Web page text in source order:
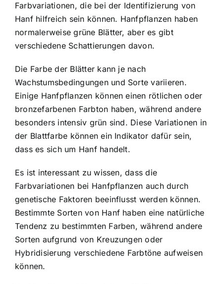
Farbvariationen, die bei der Identifizierung von
Hanf hilfreich sein können. Hanfpflanzen haben
normalerweise grüne Blätter, aber es gibt
verschiedene Schattierungen davon.
Die Farbe der Blätter kann je nach
Wachstumsbedingungen und Sorte variieren.
Einige Hanfpflanzen können einen rötlichen oder
bronzefarbenen Farbton haben, während andere
besonders intensiv grün sind. Diese Variationen in
der Blattfarbe können ein Indikator dafür sein,
dass es sich um Hanf handelt.
Es ist interessant zu wissen, dass die
Farbvariationen bei Hanfpflanzen auch durch
genetische Faktoren beeinflusst werden können.
Bestimmte Sorten von Hanf haben eine natürliche
Tendenz zu bestimmten Farben, während andere
Sorten aufgrund von Kreuzungen oder
Hybridisierung verschiedene Farbtöne aufweisen
können.